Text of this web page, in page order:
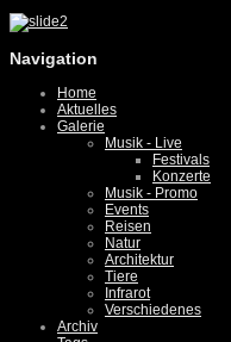
Navigation
Home
Aktuelles
Galerie
Musik - Live
Festivals
Konzerte
Musik - Promo
Events
Reisen
Natur
Architektur
Tiere
Infrarot
Verschiedenes
Archiv